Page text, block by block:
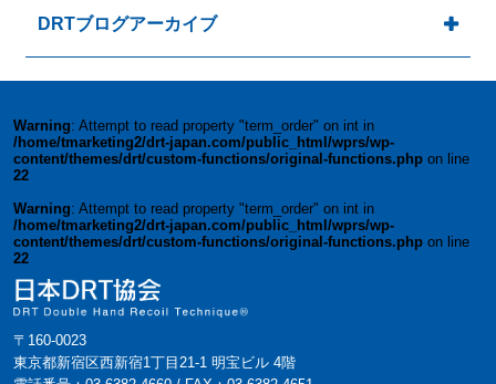
DRTブログアーカイブ
Warning: Attempt to read property "term_order" on int in
/home/tmarketing2/drt-japan.com/public_html/wprs/wp-
content/themes/drt/custom-functions/original-functions.phpon line
22
Warning: Attempt to read property "term_order" on int in
/home/tmarketing2/drt-japan.com/public_html/wprs/wp-
content/themes/drt/custom-functions/original-functions.phpon line
22
〒160-0023
東京都新宿区西新宿1丁目21-1 明宝ビル 4階